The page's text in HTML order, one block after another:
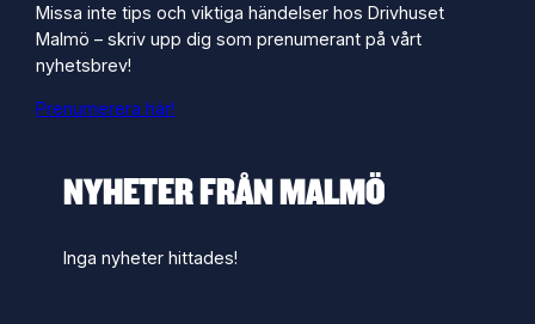
Missa inte tips och viktiga händelser hos Drivhuset
Malmö – skriv upp dig som prenumerant på vårt
nyhetsbrev!
Prenumerera här!
NYHETER FRÅN MALMÖ
Inga nyheter hittades!